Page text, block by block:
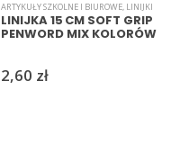
ARTYKUŁY SZKOLNE I BIUROWE, LINIJKI
LINIJKA 15 CM SOFT GRIP
PENWORD MIX KOLORÓW
2,60 zł